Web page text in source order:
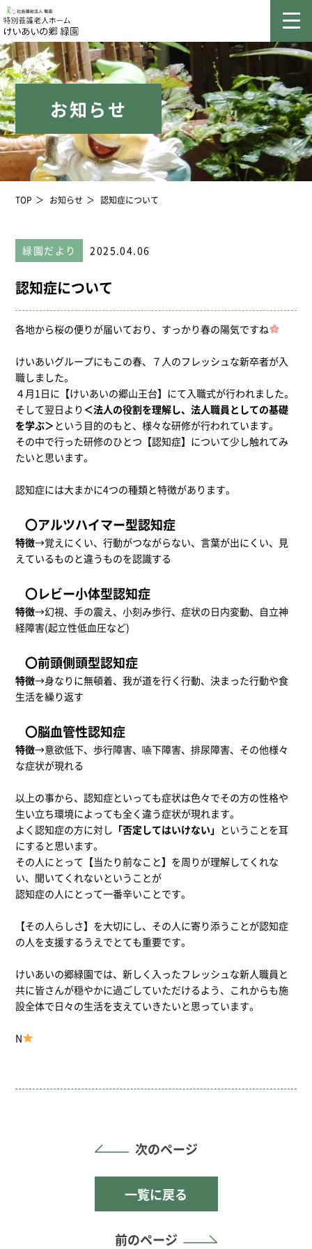
お知らせ
TOP お知らせ 認知症について
緑園だより 2025.04.06
認知症について
各地から桜の便りが届いており、すっかり春の陽気ですね
けいあいグループにもこの春、７人のフレッシュな新卒者が入
職しました。
４月1日に【けいあいの郷山王台】にて入職式が行われました。
そして翌日より ＜法人の役割を理解し、法人職員としての基礎
を学ぶ＞という目的のもと、様々な研修が行われています。
その中で行った研修のひとつ【認知症】について少し触れてみ
たいと思います。
認知症には大まかに4つの種類と特徴があります。
〇アルツハイマー型認知症
特徴→覚えにくい、行動がつながらない、言葉が出にくい、見
えているものと違うものを認識する
〇レビー小体型認知症
特徴→幻視、手の震え、小刻み歩行、症状の日内変動、自立神
経障害(起立性低血圧など)
〇前頭側頭型認知症
特徴→身なりに無頓着、我が道を行く行動、決まった行動や食
生活を繰り返す
〇脳血管性認知症
特徴→意欲低下、歩行障害、嚥下障害、排尿障害、その他様々
な症状が現れる
以上の事から、認知症といっても症状は色々でその方の性格や
生い立ち環境によっても全く違う症状が現れます。
よく認知症の方に対し 「否定してはいけない」 ということを耳
にすると思います。
その人にとって【当たり前なこと】を周りが理解してくれな
い、聞いてくれないということが
認知症の人にとって一番辛いことです。
【その人らしさ】を大切にし、その人に寄り添うことが認知症
の人を支援するうえでとても重要です。
けいあいの郷緑園では、新しく入ったフレッシュな新人職員と
共に皆さんが穏やかに過ごしていただけるよう、これからも施
設全体で日々の生活を支えていきたいと思っています。
N
次のページ
一覧に戻る
前のページ